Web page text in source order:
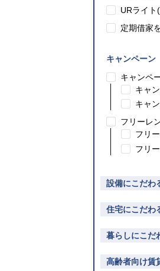
URライト
定期借家
キャンペーン
キャンペ
キャ
キャ
フリーレ
こちら
フリ
フリ
設備にこだわ
く住宅にこだわ
く暮らしにこだ
く高齢者向け賃